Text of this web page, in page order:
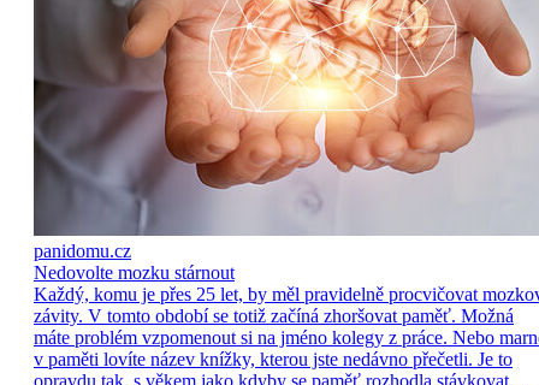
panidomu.cz
Nedovolte mozku stárnout
Každý, komu je přes 25 let, by měl pravidelně procvičovat
závity. V tomto období se totiž začíná zhoršovat paměť. Možná
máte problém vzpomenout si na jméno kolegy z práce. Nebo
v paměti lovíte název knížky, kterou jste nedávno přečetli. Je to
opravdu tak, s věkem jako kdyby se paměť rozhodla stávkovat.